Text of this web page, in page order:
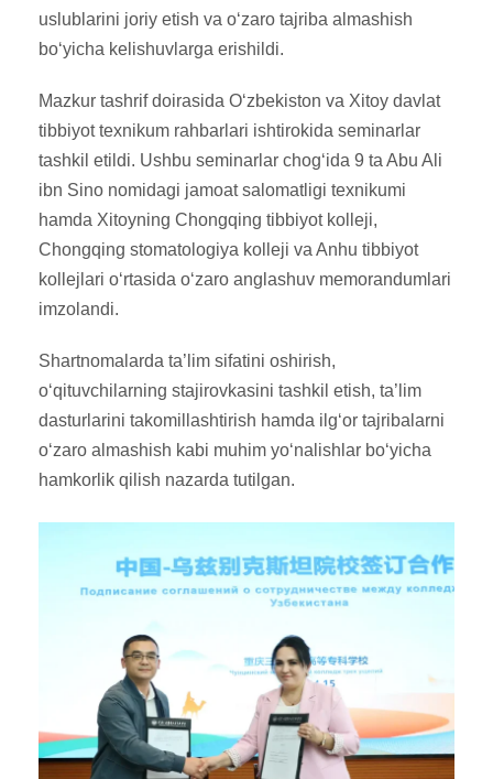
uslublarini joriy etish va o‘zaro tajriba almashish
bo‘yicha kelishuvlarga erishildi.
Mazkur tashrif doirasida O‘zbekiston va Xitoy davlat
tibbiyot texnikum rahbarlari ishtirokida seminarlar
tashkil etildi. Ushbu seminarlar chog‘ida 9 ta Abu Ali
ibn Sino nomidagi jamoat salomatligi texnikumi
hamda Xitoyning Chongqing tibbiyot kolleji,
Chongqing stomatologiya kolleji va Anhu tibbiyot
kollejlari o‘rtasida o‘zaro anglashuv memorandumlari
imzolandi.
Shartnomalarda ta’lim sifatini oshirish,
o‘qituvchilarning stajirovkasini tashkil etish, ta’lim
dasturlarini takomillashtirish hamda ilg‘or tajribalarni
o‘zaro almashish kabi muhim yo‘nalishlar bo‘yicha
hamkorlik qilish nazarda tutilgan.